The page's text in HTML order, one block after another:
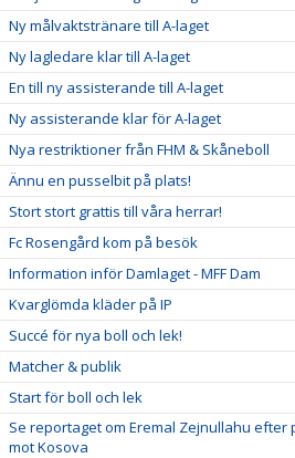
Ny målvaktstränare till A-laget
Ny lagledare klar till A-laget
En till ny assisterande till A-laget
Ny assisterande klar för A-laget
Nya restriktioner från FHM & Skåneboll
Ännu en pusselbit på plats!
Stort stort grattis till våra herrar!
Fc Rosengård kom på besök
Information inför Damlaget - MFF Dam
Kvarglömda kläder på IP
Succé för nya boll och lek!
Matcher & publik
Start för boll och lek
Se reportaget om Eremal Zejnullahu efter
mot Kosova